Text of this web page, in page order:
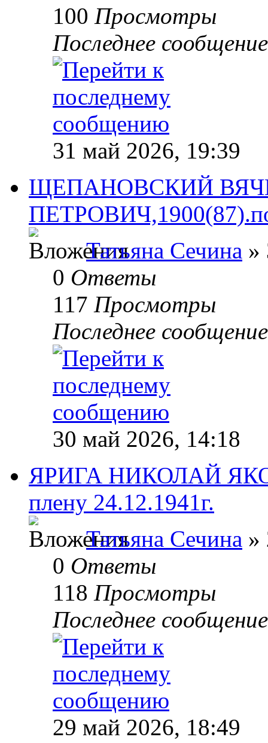
100 Просмотры
Последнее
31 май 2026, 19:39
ЩЕПАНОВСКИЙ
Татьяна Сечина »
0 Ответы
117 Просмотры
Последнее
30 май 2026, 14:18
ЯРИГА НИКОЛАЙ
плену 24.12.1941г.
Татьяна Сечина »
0 Ответы
118 Просмотры
Последнее
29 май 2026, 18:49